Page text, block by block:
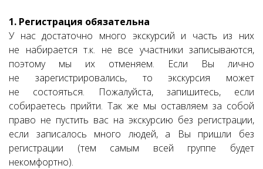
1. Регистрация обязательна
У нас достаточно много экскурсий и часть из них
не набирается т.к. не все участники записываются,
поэтому мы их отменяем. Если Вы лично
не зарегистрировались, то экскурсия может
не состояться. Пожалуйста, запишитесь, если
собираетесь прийти. Так же мы оставляем за собой
право не пустить вас на экскурсию без регистрации,
если записалось много людей, а Вы пришли без
регистрации (тем самым всей группе будет
некомфортно).